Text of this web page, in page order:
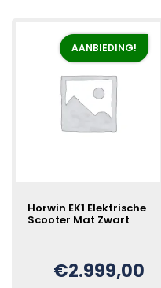
AANBIEDING!
Horwin EK1 Elektrische
Scooter Mat Zwart
Oorspronkelijke
prijs
€2.999,00
Huidige
prijs